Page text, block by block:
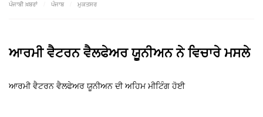
ਪੰਜਾਬੀ ਖ਼ਬਰਾਂ ਪੰਜਾਬ ਮੁਕਤਸਰ
ਆਰਮੀ ਵੈਟਰਨ ਵੈਲਫੇਅਰ ਯੂਨੀਅਨ ਨੇ ਵਿਚਾਰੇ ਮਸਲੇ
ਆਰਮੀ ਵੈਟਰਨ ਵੈਲਫੇਅਰ ਯੂਨੀਅਨ ਦੀ ਅਹਿਮ ਮੀਟਿੰਗ ਹੋਈ